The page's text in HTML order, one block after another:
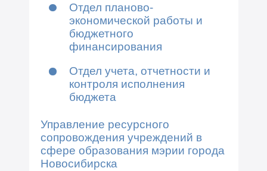
Отдел планово-
экономической работы и
бюджетного
финансирования
Отдел учета, отчетности и
контроля исполнения
бюджета
Управление ресурсного
сопровождения учреждений в
сфере образования мэрии города
Новосибирска